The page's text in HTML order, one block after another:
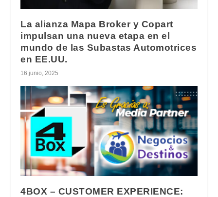
La alianza Mapa Broker y Copart
impulsan una nueva etapa en el
mundo de las Subastas Automotrices
en EE.UU.
16 junio, 2025
4BOX – CUSTOMER EXPERIENCE: